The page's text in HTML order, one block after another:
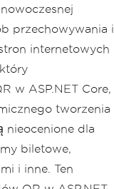
przechowywania i
internetowych
w ASP.NET Core,
tworzenia
nieocenione dla
biletowe,
i inne. Ten